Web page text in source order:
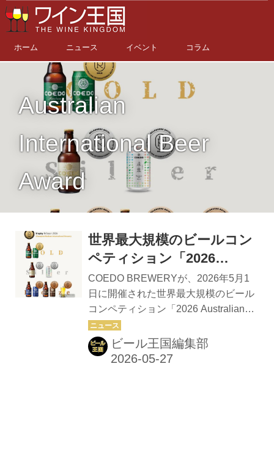
ホーム ニュース イベント コラム
Australian
International Beer
Award
世界最大規模のビールコン
ペティション「2026
Australian International
Beer Award」にて、
COEDO BREWERYが最高
位の『Champion Medium
International Brewery』を
受賞！
COEDO BREWERYが、2026年5月1
日に開催された世界最大規模のビール
コンペティション「2026 Australian
International Beer Award」にて、最高
位のトロフィー『Champion Medium
International Brewery（チャンピオ
ビール王国編集部